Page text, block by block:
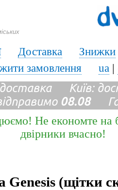
Доставка
Знижки
замовлення ua |
Київ:
08.08
Не економте на
двірники вчасно!
Genesis (щітки